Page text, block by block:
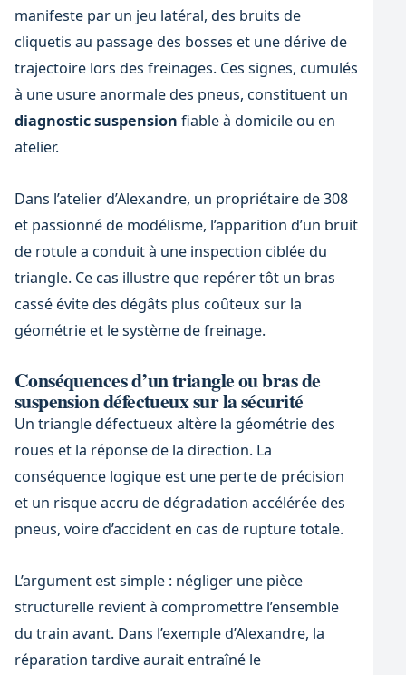
manifeste par un jeu latéral, des bruits de
cliquetis au passage des bosses et une dérive de
trajectoire lors des freinages. Ces signes, cumulés
à une usure anormale des pneus, constituent un
diagnostic suspension fiable à domicile ou en
atelier.
Dans l’atelier d’Alexandre, un propriétaire de 308
et passionné de modélisme, l’apparition d’un bruit
de rotule a conduit à une inspection ciblée du
triangle. Ce cas illustre que repérer tôt un bras
cassé évite des dégâts plus coûteux sur la
géométrie et le système de freinage.
Conséquences d’un triangle ou bras de
suspension défectueux sur la sécurité
Un triangle défectueux altère la géométrie des
roues et la réponse de la direction. La
conséquence logique est une perte de précision
et un risque accru de dégradation accélérée des
pneus, voire d’accident en cas de rupture totale.
L’argument est simple : négliger une pièce
structurelle revient à compromettre l’ensemble
du train avant. Dans l’exemple d’Alexandre, la
réparation tardive aurait entraîné le